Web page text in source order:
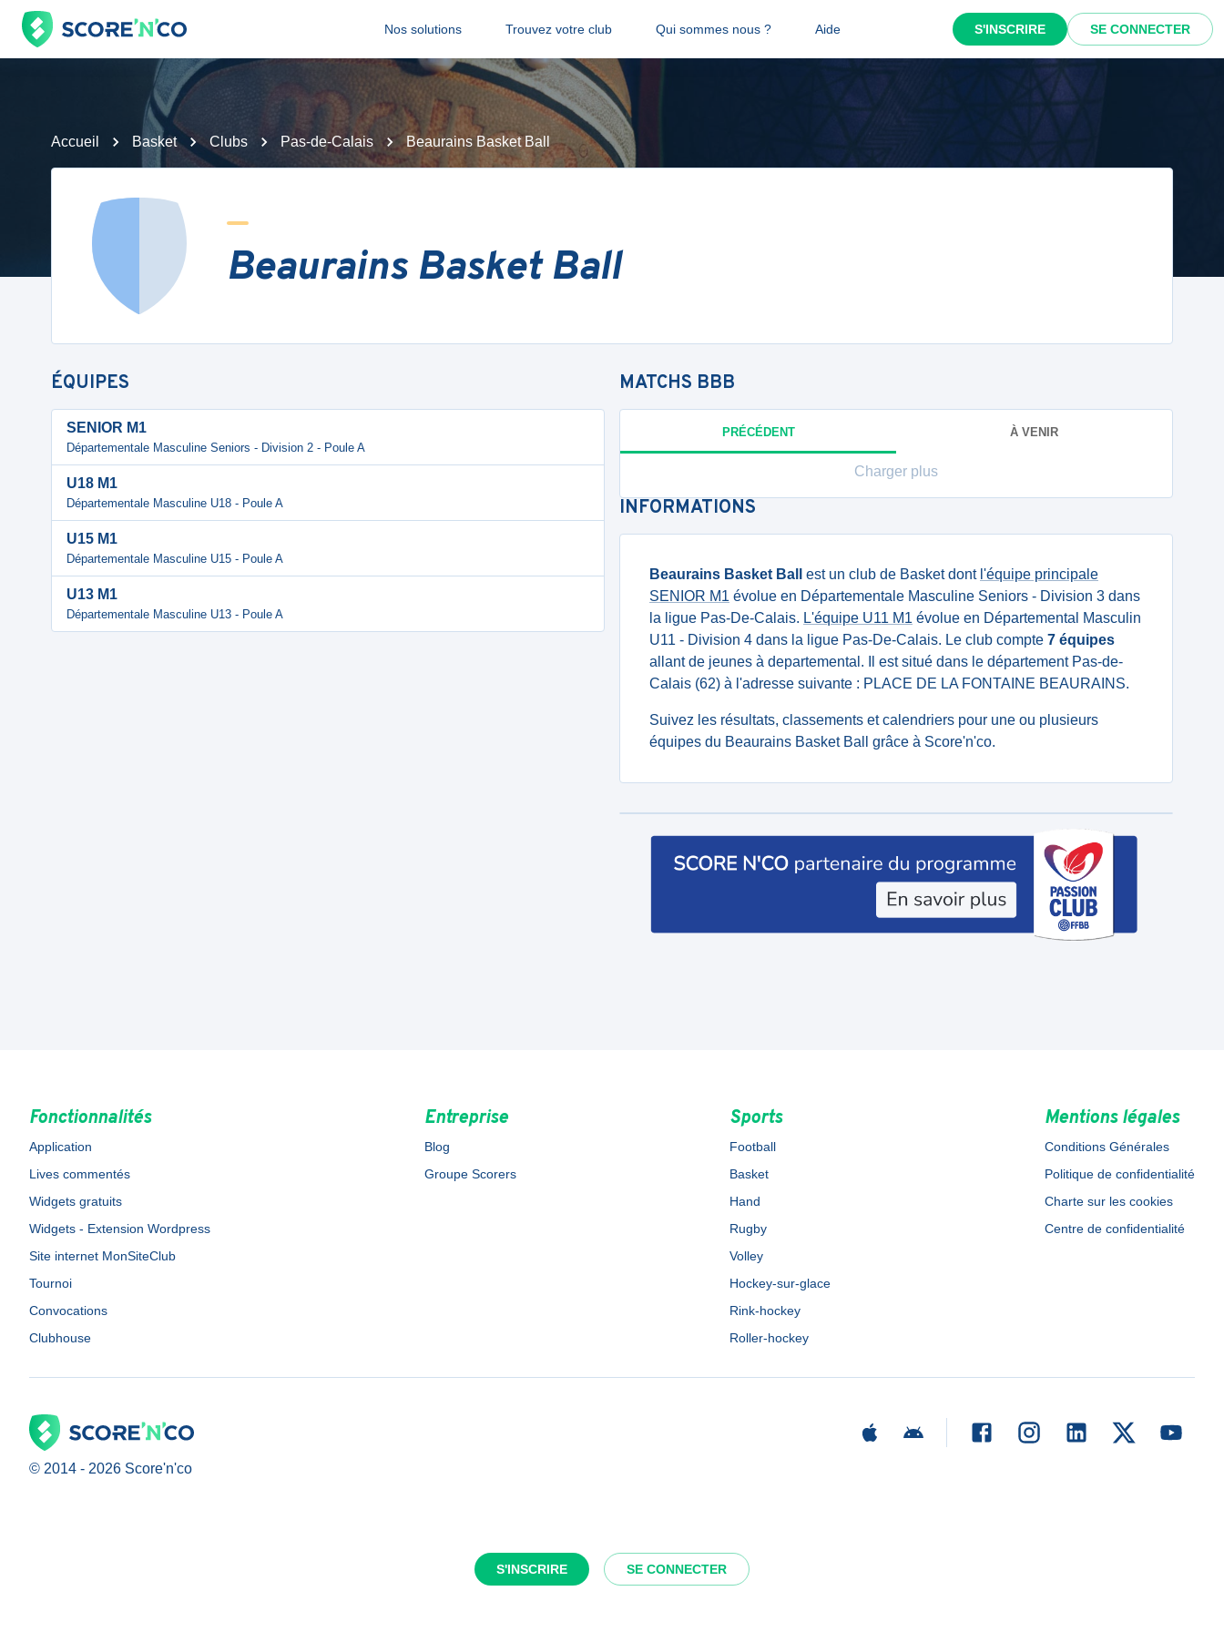
Nos solutions Trouvez votre club Qui sommes nous ? Aide S'INSCRIRE SE CONNECTER
S'INSCRIRE SE CONNECTER
Accueil Basket Clubs Pas-de-Calais Beaurains Basket Ball
Beaurains Basket Ball
ÉQUIPES
SENIOR M1
Départementale Masculine Seniors - Division 2 - Poule A
U18 M1
Départementale Masculine U18 - Poule A
U15 M1
Départementale Masculine U15 - Poule A
U13 M1
Départementale Masculine U13 - Poule A
MATCHS BBB
PRÉCÉDENT À VENIR
Charger plus
INFORMATIONS
Beaurains Basket Ball est un club de Basket dont l'équipe principale
SENIOR M1 évolue en Départementale Masculine Seniors - Division 3 dans
la ligue Pas-De-Calais. L'équipe U11 M1 évolue en Départemental Masculin
U11 - Division 4 dans la ligue Pas-De-Calais. Le club compte 7 équipes
allant de jeunes à departemental. Il est situé dans le département Pas-de-
Calais (62) à l'adresse suivante : PLACE DE LA FONTAINE BEAURAINS.
Suivez les résultats, classements et calendriers pour une ou plusieurs
équipes du Beaurains Basket Ball grâce à Score'n'co.
Fonctionnalités
Application
Lives commentés
Widgets gratuits
Widgets - Extension Wordpress
Site internet MonSiteClub
Tournoi
Convocations
Clubhouse
Entreprise
Blog
Groupe Scorers
Sports
Football
Basket
Hand
Rugby
Volley
Hockey-sur-glace
Rink-hockey
Roller-hockey
Mentions légales
Conditions Générales
Politique de confidentialité
Charte sur les cookies
Centre de confidentialité
© 2014 - 2026 Score'n'co